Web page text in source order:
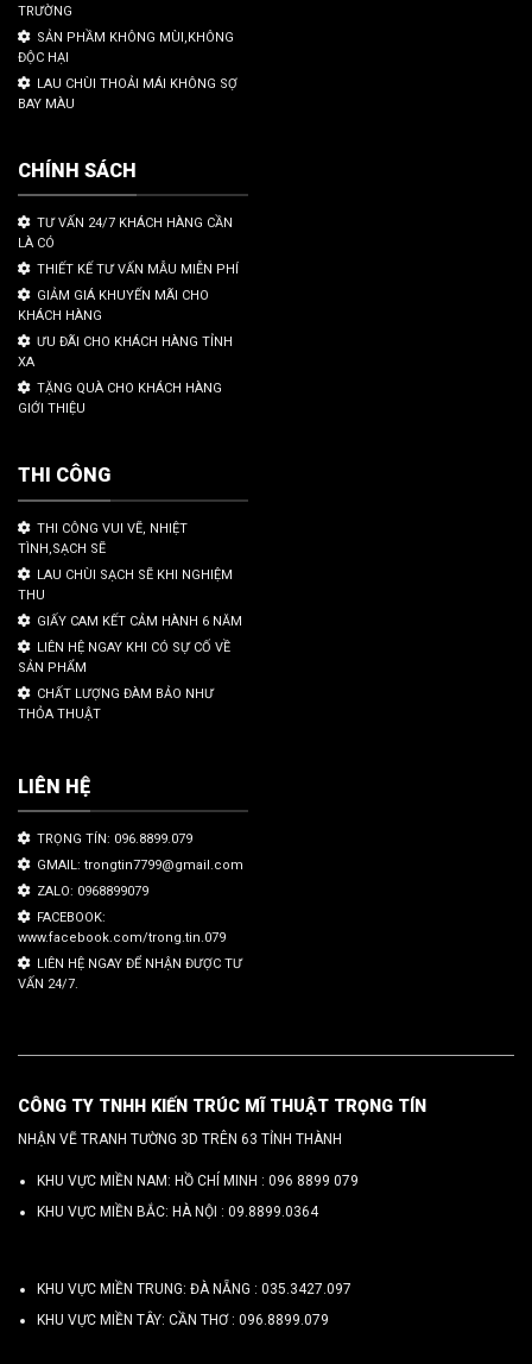
TRƯỜNG
SẢN PHẦM KHÔNG MÙI,KHÔNG
ĐỘC HẠI
LAU CHÙI THOẢI MÁI KHÔNG SỢ
BAY MÀU
CHÍNH SÁCH
TƯ VẤN 24/7 KHÁCH HÀNG CẦN
LÀ CÓ
THIẾT KẾ TƯ VẤN MẪU MIỄN PHÍ
GIẢM GIÁ KHUYẾN MÃI CHO
KHÁCH HÀNG
ƯU ĐÃI CHO KHÁCH HÀNG TỈNH
XA
TẶNG QUÀ CHO KHÁCH HÀNG
GIỚI THIỆU
THI CÔNG
THI CÔNG VUI VẼ, NHIỆT
TÌNH,SẠCH SẼ
LAU CHÙI SẠCH SẼ KHI NGHIỆM
THU
GIẤY CAM KẾT CẢM HÀNH 6 NĂM
LIÊN HỆ NGAY KHI CÓ SỰ CỐ VỀ
SẢN PHẨM
CHẤT LƯỢNG ĐÀM BẢO NHƯ
THỎA THUẬT
LIÊN HỆ
TRỌNG TÍN: 096.8899.079
GMAIL: trongtin7799@gmail.com
ZALO: 0968899079
FACEBOOK:
www.facebook.com/trong.tin.079
LIÊN HỆ NGAY ĐỂ NHẬN ĐƯỢC TƯ
VẤN 24/7.
CÔNG TY TNHH KIẾN TRÚC MĨ THUẬT TRỌNG TÍN
NHẬN VẼ TRANH TƯỜNG 3D TRÊN 63 TỈNH THÀNH
KHU VỰC MIỀN NAM: HỒ CHÍ MINH : 096 8899 079
KHU VỰC MIỀN BẮC: HÀ NỘI : 09.8899.0364
KHU VỰC MIỀN TRUNG: ĐÀ NẴNG : 035.3427.097
KHU VỰC MIỀN TÂY: CẦN THƠ : 096.8899.079